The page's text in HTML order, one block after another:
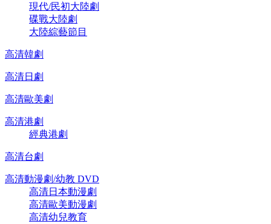
現代/民初大陸劇
碟戰大陸劇
大陸綜藝節目
高清韓劇
高清日劇
高清歐美劇
高清港劇
經典港劇
高清台劇
高清動漫劇/幼教 DVD
高清日本動漫劇
高清歐美動漫劇
高清幼兒教育